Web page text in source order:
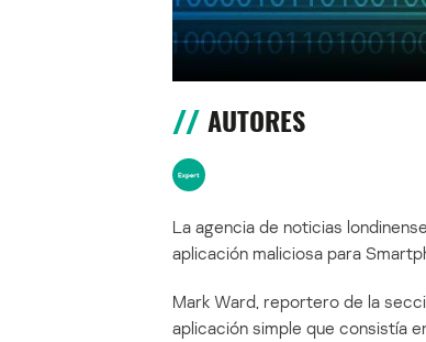
AUTORES
La agencia de noticias
aplicación maliciosa para
Mark Ward, reportero de la
aplicación simple que consistía